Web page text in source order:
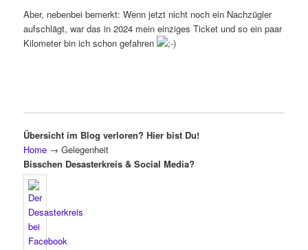
Aber, nebenbei bemerkt: Wenn jetzt nicht noch ein Nachzügler
aufschlägt, war das in 2024 mein einziges Ticket und so ein paar
Kilometer bin ich schon gefahren
Übersicht im Blog verloren? Hier bist Du!
Home → Gelegenheit
Bisschen Desasterkreis & Social Media?